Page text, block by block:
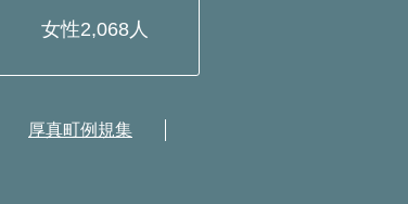
女性2,068人
厚真町例規集